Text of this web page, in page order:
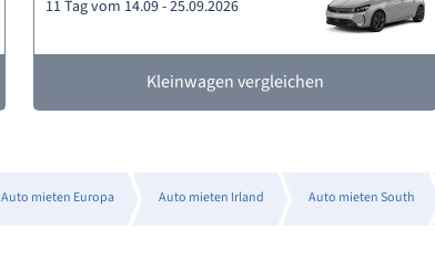
11 Tag vom 14.09 - 25.09.2026
Kleinwagen vergleichen
Auto mieten Europa Auto mieten Irland Auto mieten South